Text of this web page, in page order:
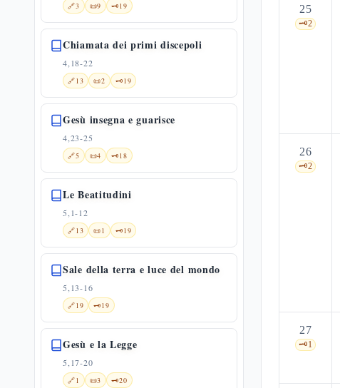
🔗3 📜9 🗝️19
Chiamata dei primi discepoli
4,18-22
🔗13 📜2 🗝️19
Gesù insegna e guarisce
4,23-25
🔗5 📜4 🗝️18
Le Beatitudini
5,1-12
🔗13 📜1 🗝️19
Sale della terra e luce del mondo
5,13-16
🔗19 🗝️19
Gesù e la Legge
5,17-20
🔗1 📜3 🗝️20
25
🗝️2
26
🗝️2
27
🗝️1